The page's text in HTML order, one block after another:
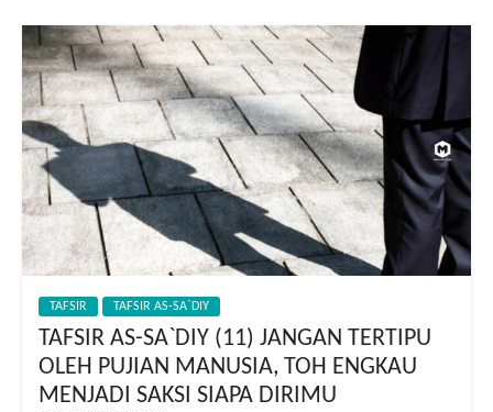
TAFSIR TAFSIR AS-SA`DIY
TAFSIR AS-SA`DIY (11) JANGAN TERTIPU
OLEH PUJIAN MANUSIA, TOH ENGKAU
MENJADI SAKSI SIAPA DIRIMU